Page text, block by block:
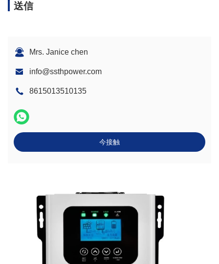
送信
Mrs. Janice chen
info@ssthpower.com
8615013510135
今接触